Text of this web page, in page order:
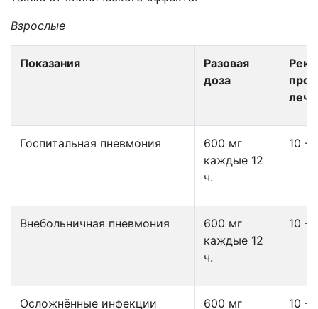
Взрослые
Показания
Разовая
доза
Госпитальная пневмония
600 мг
каждые 12
ч.
10 -
Внебольничная пневмония
600 мг
каждые 12
ч.
10 -
Осложнённые инфекции
600 мг
10 -